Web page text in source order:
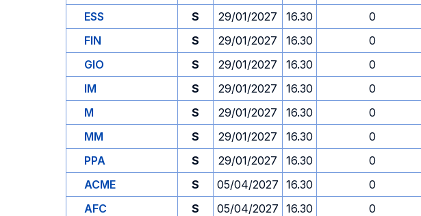
ESS
S 29/01/2027 16.30 0
FIN
S 29/01/2027 16.30 0
GIO
S 29/01/2027 16.30 0
IM
S 29/01/2027 16.30 0
M
S 29/01/2027 16.30 0
MM
S 29/01/2027 16.30 0
PPA
S 29/01/2027 16.30 0
ACME
S 05/04/2027 16.30 0
AFC
S 05/04/2027 16.30 0